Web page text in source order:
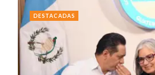
DESTACADAS